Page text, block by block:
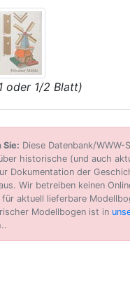
oder 1/2 Blatt)
Sie: Diese Datenbank/WWW-
historische (und auch
Dokumentation der
Wir betreiben keinen
für aktuell lieferbare
Modellbogen ist in